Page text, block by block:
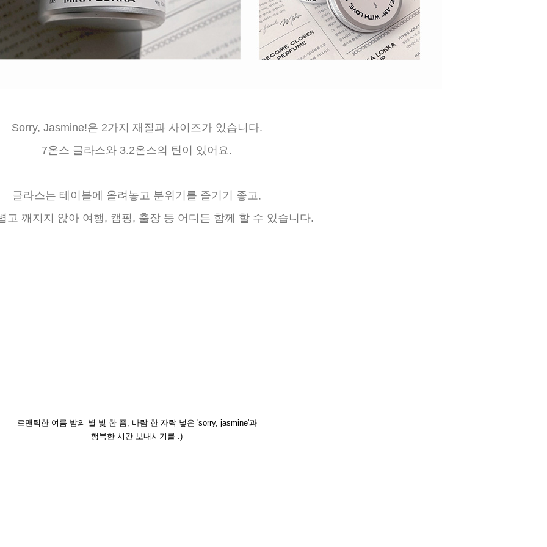
Sorry, Jasmine!은 2가지 재질과 사이즈가 있습니다.
7온스 글라스와 3.2온스의 틴이 있어요.
글라스는 테이블에 올려놓고 분위기를 즐기기 좋고,
고 깨지지 않아 여행, 캠핑, 출장 등 어디든 함께 할 수 있습니다.
로맨틱한 여름 밤의 별 빛 한 줌, 바람 한 자락 넣은 'sorry, jasmine'과
행복한 시간 보내시기를 :)